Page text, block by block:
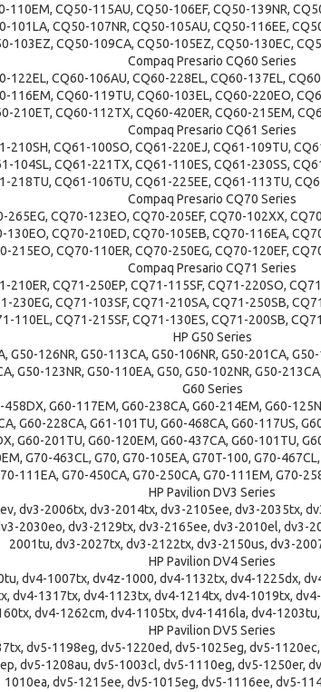
110EM, CQ50-115AU, CQ50-106EF, CQ50-139NR,
101LA, CQ50-107NR, CQ50-105AU, CQ50-116EE,
103EZ, CQ50-109CA, CQ50-105EZ, CQ50-130EC,
Compaq Presario CQ60 Series
122EL, CQ60-106AU, CQ60-228EL, CQ60-137EL,
116EM, CQ60-119TU, CQ60-103EL, CQ60-220EO,
210ET, CQ60-112TX, CQ60-420ER, CQ60-215EM,
Compaq Presario CQ61 Series
210SH, CQ61-100SO, CQ61-220EJ, CQ61-109TU,
104SL, CQ61-221TX, CQ61-110ES, CQ61-230SS,
218TU, CQ61-106TU, CQ61-225EE, CQ61-113TU,
Compaq Presario CQ70 Series
265EG, CQ70-123EO, CQ70-205EF, CQ70-102XX,
130EO, CQ70-210ED, CQ70-105EB, CQ70-116EA,
215EO, CQ70-110ER, CQ70-250EG, CQ70-120EF,
Compaq Presario CQ71 Series
210ER, CQ71-250EP, CQ71-115SF, CQ71-220SO,
230EG, CQ71-103SF, CQ71-210SA, CQ71-250SB,
110EL, CQ71-215SF, CQ71-130ES, CQ71-200SB,
HP G50 Series
G50-126NR, G50-113CA, G50-106NR, G50-201CA,
G50-123NR, G50-110EA, G50, G50-102NR, G50-
G60 Series
G60-117EM, G60-238CA, G60-214EM, G60-
G60-228CA, G61-101TU, G60-468CA, G60-117US,
G60-201TU, G60-120EM, G60-437CA, G60-101TU,
G70-463CL, G70, G70-105EA, G70T-100, G70-
111EA, G70-450CA, G70-250CA, G70-111EM, G70-
HP Pavilion DV3 Series
dv3-2006tx, dv3-2014tx, dv3-2105ee, dv3-2035tx,
2030eo, dv3-2129tx, dv3-2165ee, dv3-2010el, dv3-
2001tu, dv3-2027tx, dv3-2122tx, dv3-2150us, dv3-
HP Pavilion DV4 Series
dv4-1007tx, dv4z-1000, dv4-1132tx, dv4-1225dx,
dv4-1317tx, dv4-1123tx, dv4-1214tx, dv4-1019tx,
dv4-1262cm, dv4-1105tx, dv4-1416la, dv4-
HP Pavilion DV5 Series
dv5-1198eg, dv5-1220ed, dv5-1025eg, dv5-
dv5-1208au, dv5-1003cl, dv5-1110eg, dv5-1250er,
1010ea, dv5-1215ee, dv5-1015eg, dv5-1116ee, dv5-